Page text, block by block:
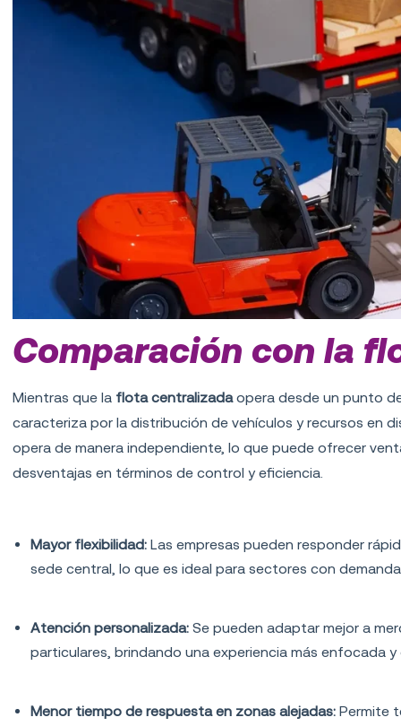
Comparación con la
Mientras que la flota centralizadaopera desde un punto
caracteriza por la distribución de vehículos y recursos en
opera de manera independiente, lo que puede ofrecer
desventajas en términos de control y eficiencia.
Mayor flexibilidad: Las empresas pueden responder
sede central, lo que es ideal para sectores con
Atención personalizada: Se pueden adaptar mejor a
particulares, brindando una experiencia más enfocada
Menor tiempo de respuesta en zonas alejadas: Permite